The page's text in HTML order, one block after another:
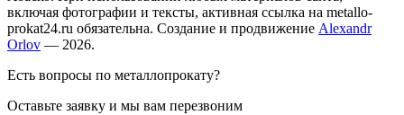
включая фотографии и тексты, активная ссылка на metallo-
prokat24.ru обязательна. Создание и продвижение Alexandr
Orlov — 2026.
Есть вопросы по металлопрокату?
Оставьте заявку и мы вам перезвоним